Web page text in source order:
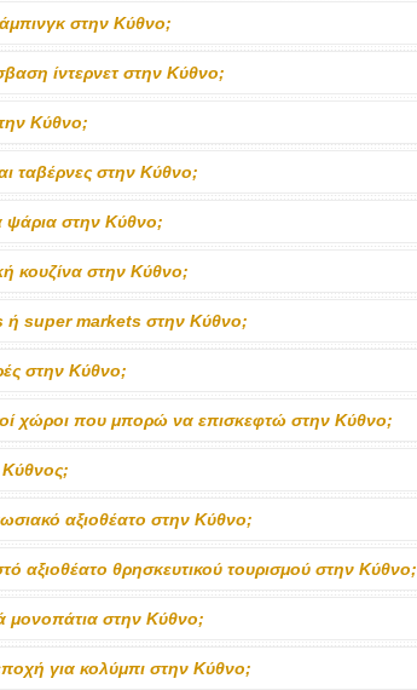
στην Κύθνο;
ίντερνετ στην Κύθνο;
Κύθνο;
ταβέρνες στην Κύθνο;
στην Κύθνο;
κουζίνα στην Κύθνο;
super markets στην Κύθνο;
στην Κύθνο;
χώροι που μπορώ να επισκεφτώ στην Κύθνο;
Κύθνος;
αξιοθέατο στην Κύθνο;
αξιοθέατο θρησκευτικού τουρισμού στην Κύθνο;
μονοπάτια στην Κύθνο;
για κολύμπι στην Κύθνο;